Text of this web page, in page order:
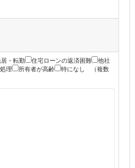
・転勤 住宅ローンの返済困難
他社
理 所有者が高齢 特になし
（複数